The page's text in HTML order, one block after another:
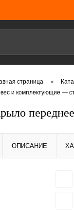
страница •
и комплектующие —
ОПИСАНИЕ